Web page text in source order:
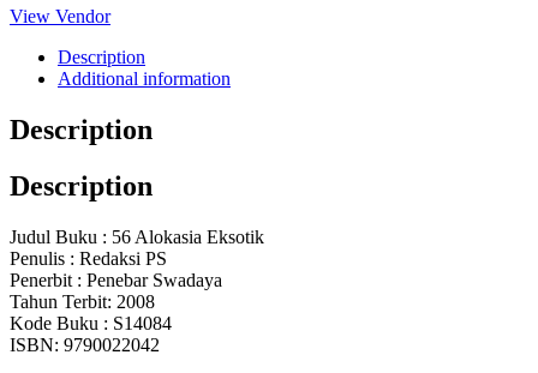
View Vendor
Description
Additional information
Description
Description
Judul Buku : 56 Alokasia Eksotik
Penulis : Redaksi PS
Penerbit : Penebar Swadaya
Tahun Terbit: 2008
Kode Buku : S14084
ISBN: 9790022042